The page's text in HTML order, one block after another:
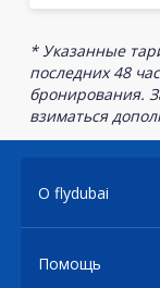
* Указанные
последних 48
бронирования.
взиматься
О flydubai
Помощь